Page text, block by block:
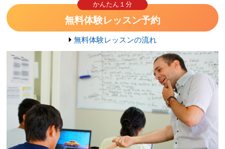
かんたん１分
無料体験レッスン予約
無料体験レッスンの流れ